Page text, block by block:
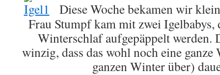
Diese Woche bekamen wir
Frau Stumpf kam mit zwei
Winterschlaf aufgepäppelt werden.
winzig, dass das wohl noch eine
ganzen Winter über)